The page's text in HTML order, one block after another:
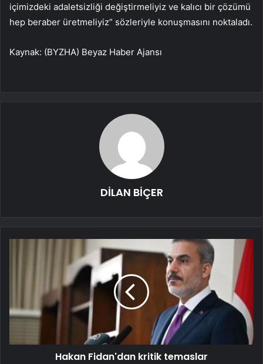
içimizdeki adaletsizliği değiştirmeliyiz ve kalıcı bir çözümü
hep beraber üretmeliyiz” sözleriyle konuşmasını noktaladı.
Kaynak: (BYZHA) Beyaz Haber Ajansı
DİLAN BİÇER
Hakan Fidan'dan kritik temaslar